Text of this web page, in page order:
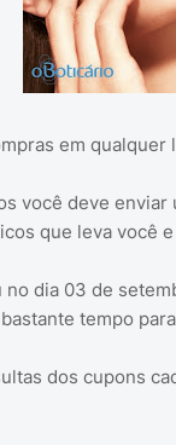
em
você deve
que leva você
no dia 03 de
tempo
dos cupons